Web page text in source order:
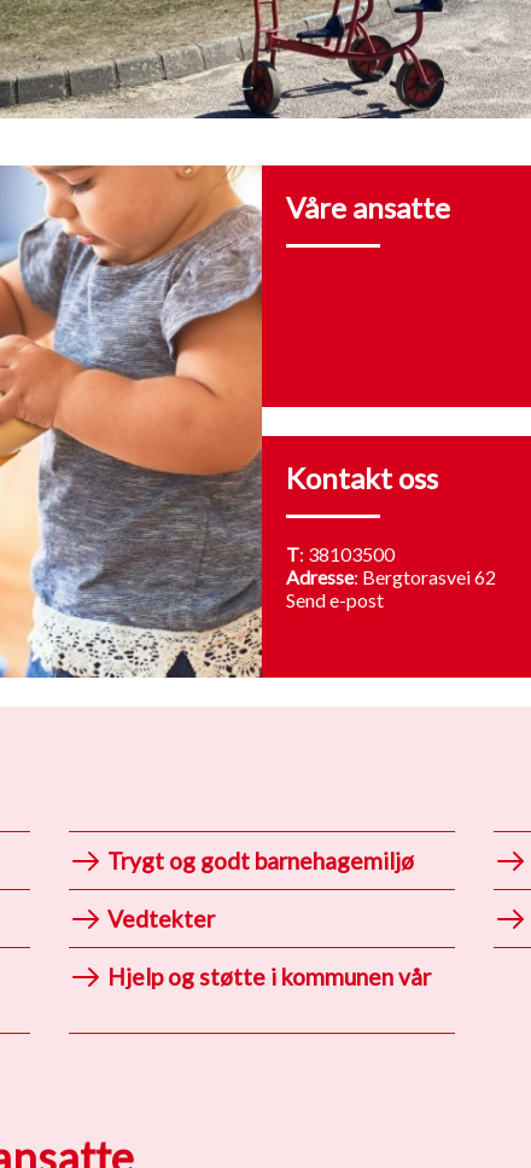
Våre ansatte
Kontakt oss
T: 38103500
Adresse: Bergtorasvei 62
Send e-post
Trygt og godt barnehagemiljø
Vedtekter
Hjelp og støtte i kommunen vår